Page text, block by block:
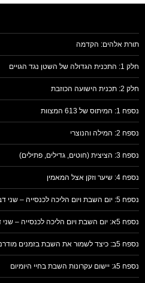
תורת אלהים: הקדמה
חלק 1: התכנית הגדולה של השטן נגד הגויים
חלק 2: תכנית הישועה הכוזבת
נספח 1: המיתוס של 613 המצוות
נספח 2: המילה והנוצרי
נספח 3: הציצית (חוטים, גדילים, פתילים)
נספח 4: שיער וזקן אצל המאמין
נספח 5: יום השבת ויום הליכה לכנסייה – שני דברים שונים
נספח 5א: יום השבת ויום הליכה לכנסייה – שני דברים שונים
נספח 5ב: כיצד לשמור את השבת בזמנים מודרניים
נספח 5ג: יישום עקרונות השבת בחיי היומיום